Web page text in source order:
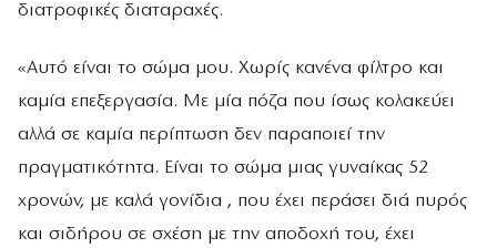
διατροφικές διαταραχές.
«Αυτό είναι το σώμα μου. Χωρίς κανένα φίλτρο και
καμία επεξεργασία. Με μία πόζα που ίσως κολακεύει
αλλά σε καμία περίπτωση δεν παραποιεί την
πραγματικότητα. Είναι το σώμα μιας γυναίκας 52
χρονών, με καλά γονίδια , που έχει περάσει διά πυρός
και σιδήρου σε σχέση με την αποδοχή του, έχει